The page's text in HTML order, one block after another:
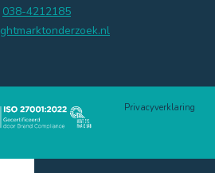
038-4212185
Privacyverklaring